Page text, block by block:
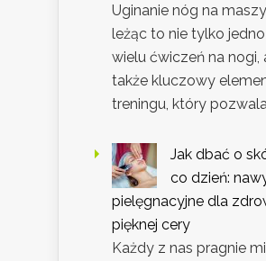
Uginanie nóg na
leżąc to nie tylko
wielu ćwiczeń na nogi,
także kluczowy
treningu, który
Jak dbać o
co dzień:
pielęgnacyjne dla
pięknej cery
Każdy z nas pragnie